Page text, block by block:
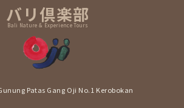
バリ倶楽部
Bali Nature & Experience Tours
Patas Gang Oji No.1 Kerobokan